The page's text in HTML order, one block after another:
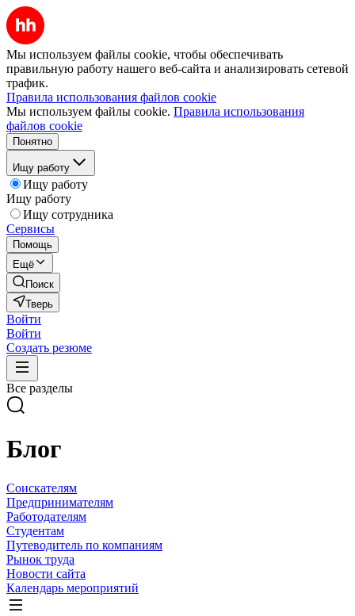
Мы используем файлы cookie, чтобы обеспечивать
правильную работу нашего веб-сайта и анализировать сетевой
трафик.
Правила использования файлов cookie
Мы используем файлы cookie. Правила использования
файлов cookie
Понятно
Ищу работу
Ищу работу
Ищу работу
Ищу сотрудника
Сервисы
Помощь
Ещё
Поиск
Тверь
Войти
Войти
Создать резюме
Все разделы
Блог
Соискателям
Предпринимателям
Работодателям
Студентам
Путеводитель по компаниям
Рынок труда
Новости сайта
Календарь мероприятий